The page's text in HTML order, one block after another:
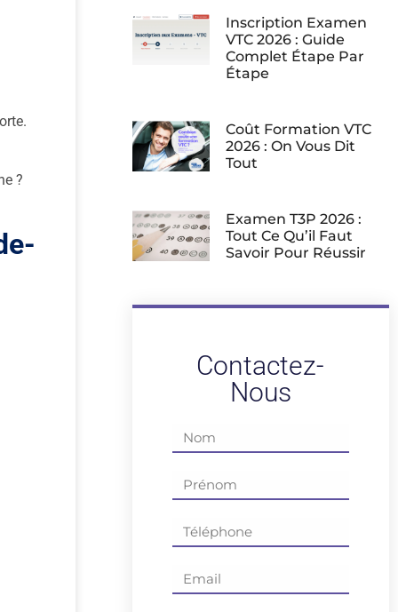
?
Inscription Examen
VTC 2026 : Guide
Complet Étape Par
Étape
Coût Formation VTC
2026 : On Vous Dit
Tout
Examen T3P 2026 :
Tout Ce Qu’il Faut
Savoir Pour Réussir
Contactez-
Nous